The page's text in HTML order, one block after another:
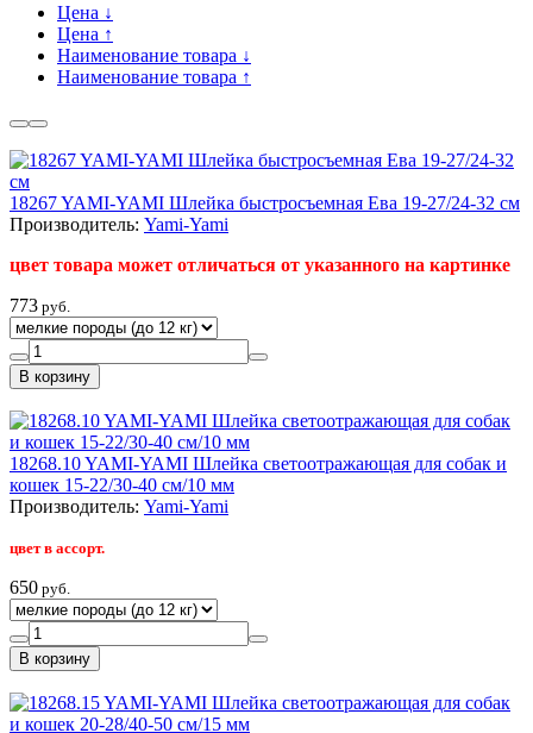
Цена ↓
Цена ↑
Наименование товара ↓
Наименование товара ↑
18267 YAMI-YAMI Шлейка быстросъемная Ева 19-27/24-32 см
Производитель: Yami-Yami
цвет товара может отличаться от указанного на картинке
773 руб.
18268.10 YAMI-YAMI Шлейка светоотражающая для собак и
кошек 15-22/30-40 см/10 мм
Производитель: Yami-Yami
цвет в ассорт.
650 руб.